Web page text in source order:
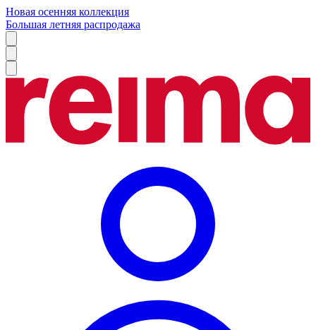
Новая осенняя коллекция
Большая летняя распродажа